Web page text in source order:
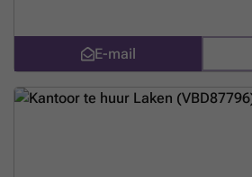
ondersteuning en 24/24u security.
van zonnepanelen, airconditioning, veel
eigentijdse look. Tevens is er een zeer ruime
1.500 parkeerplaatsen (in- en outdoor) met
Afhankelijk van uw bedrijfsbehoeften zijn
oppervlaktes bespreekbaar. Onmiddellijk
E-mail